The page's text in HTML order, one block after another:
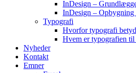
InDesign –
InDesign – Opbygning
Typografi
Hvorfor typografi
Hvem er typografien til
Nyheder
Kontakt
Emner